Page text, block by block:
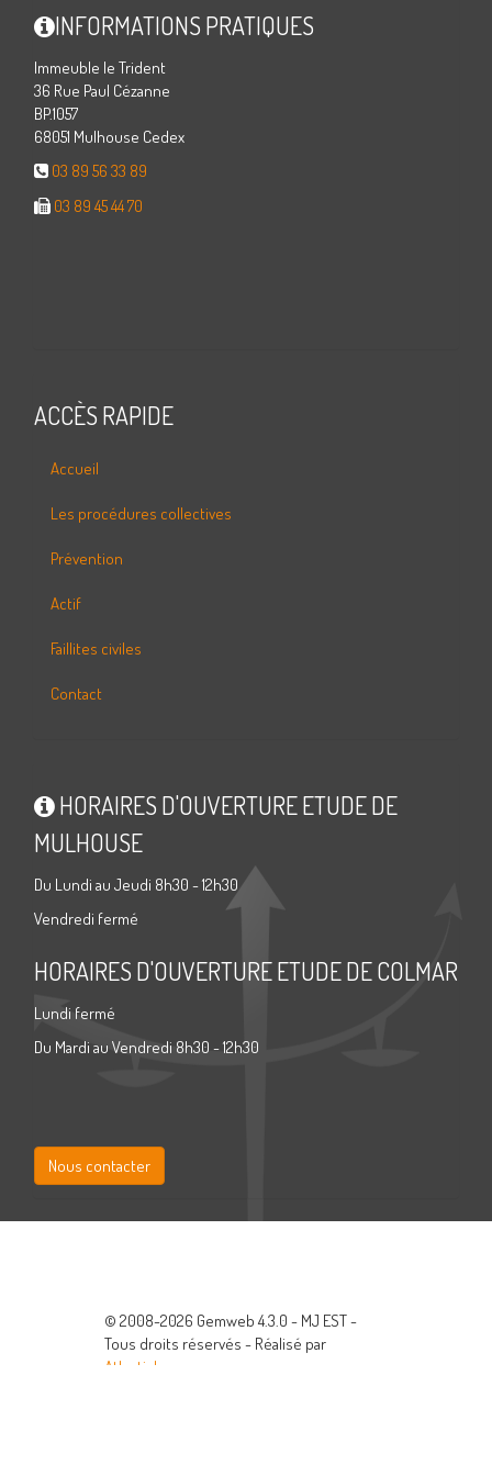
INFORMATIONS PRATIQUES
Immeuble le Trident
36 Rue Paul Cézanne
BP.1057
68051 Mulhouse Cedex
03 89 56 33 89
03 89 45 44 70
ACCÈS RAPIDE
Accueil
Les procédures collectives
Prévention
Actif
Faillites civiles
Contact
HORAIRES D'OUVERTURE ETUDE DE
MULHOUSE
Du Lundi au Jeudi 8h30 - 12h30
Vendredi fermé
HORAIRES D'OUVERTURE ETUDE DE COLMAR
Lundi fermé
Du Mardi au Vendredi 8h30 - 12h30
Nous contacter
© 2008-2026 Gemweb 4.3.0 - MJ EST -
Tous droits réservés - Réalisé par
Atlanticlog